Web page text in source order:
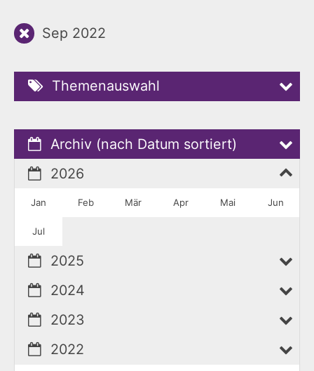
Sep 2022
Themenauswahl
Archiv (nach Datum sortiert)
2026
Jan Feb Mär Apr Mai Jun
Jul
2025
2024
2023
2022